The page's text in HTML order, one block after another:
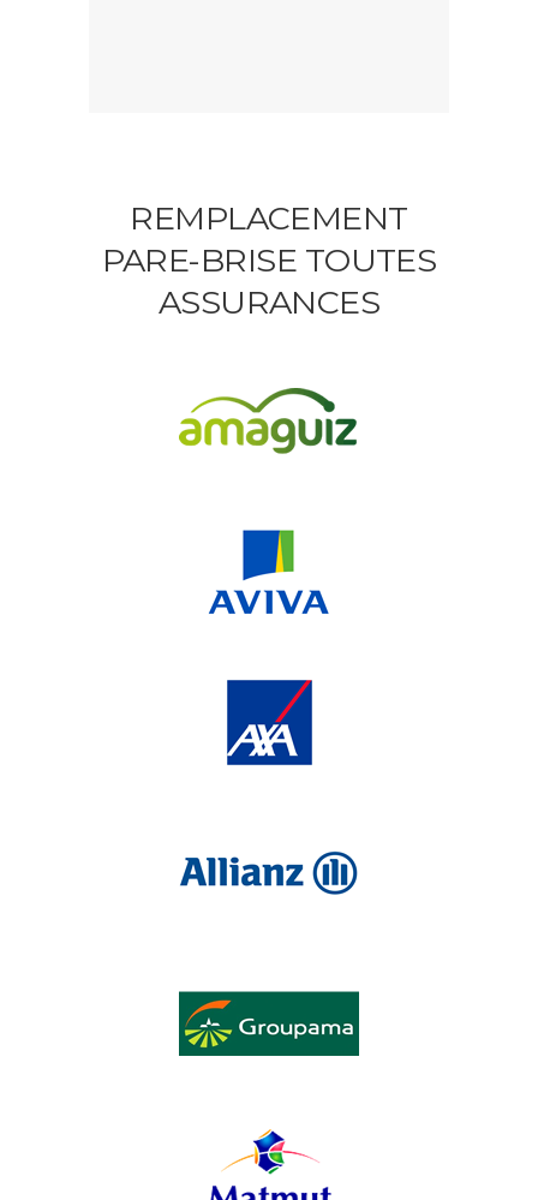
REMPLACEMENT
PARE-BRISE TOUTES
ASSURANCES